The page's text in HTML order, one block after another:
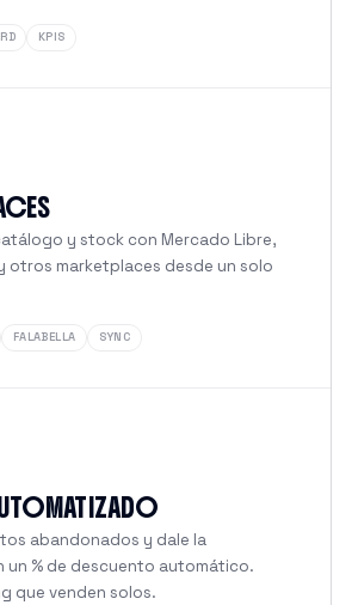
KPIS
y stock con Mercado Libre,
otros marketplaces desde un solo
FALABELLA SYNC
abandonados y dale la
un % de descuento automático.
que venden solos.